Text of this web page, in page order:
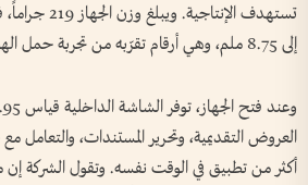
تستهدف
إلى 8.75 ملم، وهي أرقام تقرّبه من تجربة حمل الهواتف الرائدة التقليدية.
العروض التقديمية، وتحرير المستندات، والتعامل